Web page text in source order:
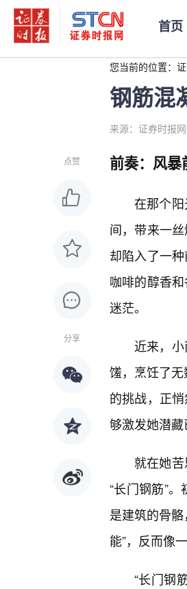
首页
您当前的位置：
钢筋混
来源：证券时报网
点赞
分享
前奏：风
在那个
间，带来一
却陷入了一
咖啡的醇香
迷茫。
近来，
馐，烹饪了无
的挑战，正
够激发她潜藏
就在她
“长门钢筋”
是建筑的骨
能”，反而像
“长门钢